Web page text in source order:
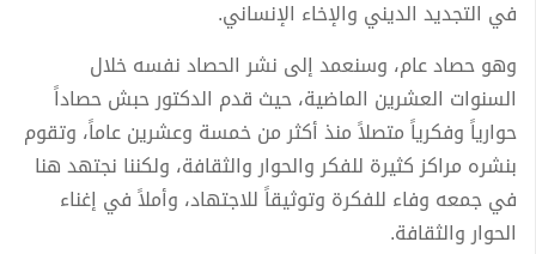
في التجديد الديني والإخاء الإنساني.
وهو حصاد عام، وسنعمد إلى نشر الحصاد نفسه خلال
السنوات العشرين الماضية، حيث قدم الدكتور حبش حصاداً
حوارياً وفكرياً متصلاً منذ أكثر من خمسة وعشرين عاماً، وتقوم
بنشره مراكز كثيرة للفكر والحوار والثقافة، ولكننا نجتهد هنا
في جمعه وفاء للفكرة وتوثيقاً للاجتهاد، وأملاً في إغناء
الحوار والثقافة.